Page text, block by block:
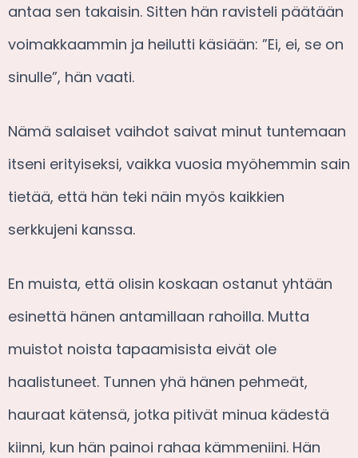
antaa sen takaisin. Sitten hän ravisteli päätään
voimakkaammin ja heilutti käsiään: ”Ei, ei, se on
sinulle”, hän vaati.
Nämä salaiset vaihdot saivat minut tuntemaan
itseni erityiseksi, vaikka vuosia myöhemmin sain
tietää, että hän teki näin myös kaikkien
serkkujeni kanssa.
En muista, että olisin koskaan ostanut yhtään
esinettä hänen antamillaan rahoilla. Mutta
muistot noista tapaamisista eivät ole
haalistuneet. Tunnen yhä hänen pehmeät,
hauraat kätensä, jotka pitivät minua kädestä
kiinni, kun hän painoi rahaa kämmeniini. Hän